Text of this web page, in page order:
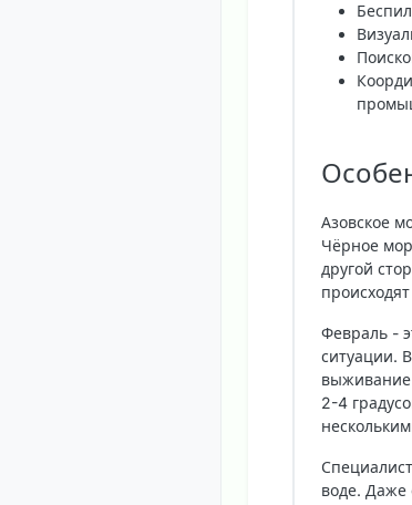
Азовское
Чёрное
другой
Февраль -
ситуации.
выживание
2-4
воде. Даже